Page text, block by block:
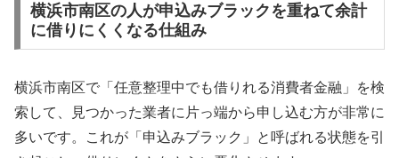
横浜市南区の人が申込みブラックを重ねて余計
に借りにくくなる仕組み
横浜市南区で「任意整理中でも借りれる消費者金融」を検
索して、見つかった業者に片っ端から申し込む方が非常に
多いです。これが「申込みブラック」と呼ばれる状態を引